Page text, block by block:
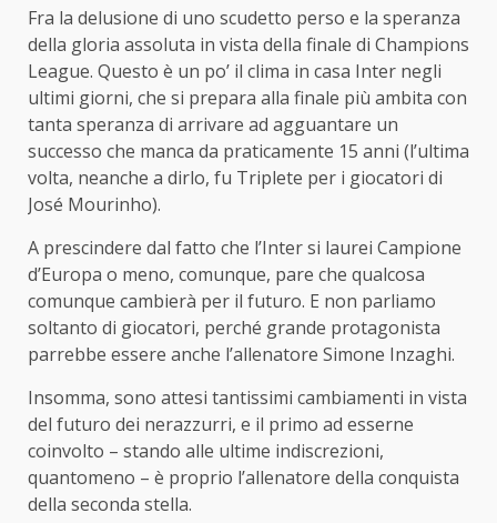
Fra la delusione di uno scudetto perso e la speranza
della gloria assoluta in vista della finale di Champions
League. Questo è un po’ il clima in casa Inter negli
ultimi giorni, che si prepara alla finale più ambita con
tanta speranza di arrivare ad agguantare un
successo che manca da praticamente 15 anni (l’ultima
volta, neanche a dirlo, fu Triplete per i giocatori di
José Mourinho).
A prescindere dal fatto che l’Inter si laurei Campione
d’Europa o meno, comunque, pare che qualcosa
comunque cambierà per il futuro. E non parliamo
soltanto di giocatori, perché grande protagonista
parrebbe essere anche l’allenatore Simone Inzaghi.
Insomma, sono attesi tantissimi cambiamenti in vista
del futuro dei nerazzurri, e il primo ad esserne
coinvolto – stando alle ultime indiscrezioni,
quantomeno – è proprio l’allenatore della conquista
della seconda stella.